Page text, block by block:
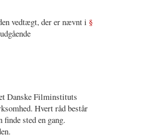
vedtægt, der er nævnt i §
Danske Filminstituts
Hvert råd består
sted en gang.